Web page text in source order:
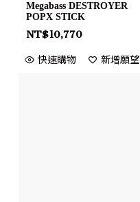
Megabass DESTROYER
POPX STICK
NT$10,770
快速購物 新增願望